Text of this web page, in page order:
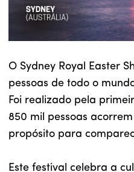
O Sydney Royal Easter
pessoas de todo o
Foi realizado pela
850 mil pessoas
propósito para
Este festival celebra a